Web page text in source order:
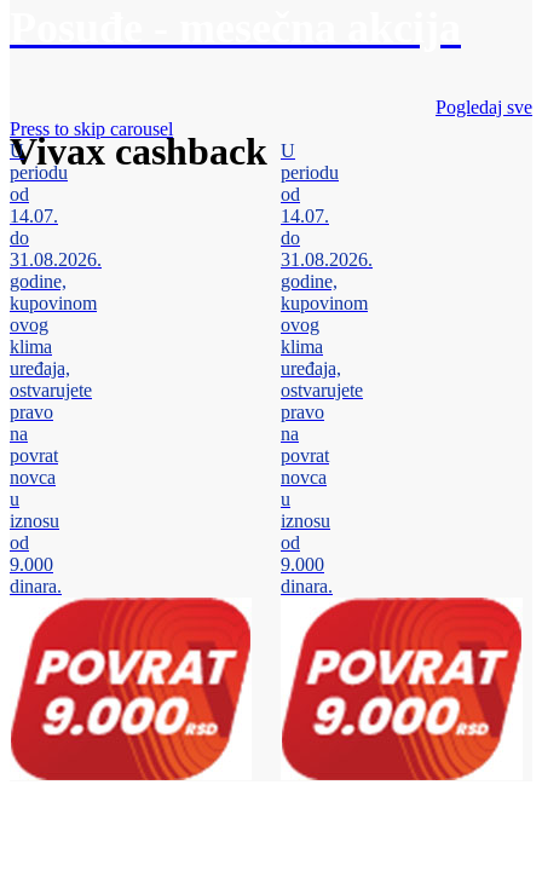
Vivax cashback
Pogledaj sve
Press to skip carousel
U
periodu
od
14.07.
do
31.08.2026.
godine,
kupovinom
ovog
klima
uređaja,
ostvarujete
pravo
na
povrat
novca
u
iznosu
od
9.000
dinara.
U
periodu
od
14.07.
do
31.08.2026.
godine,
kupovinom
ovog
klima
uređaja,
ostvarujete
pravo
na
povrat
novca
u
iznosu
od
9.000
dinara.